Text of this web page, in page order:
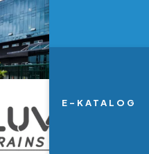
E-KATALOG